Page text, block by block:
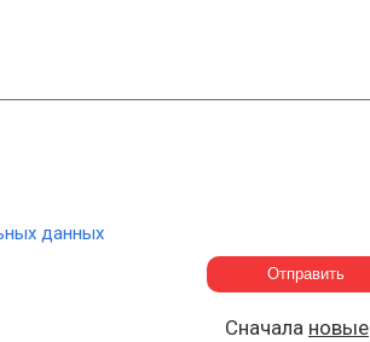
данных
Сначала новые